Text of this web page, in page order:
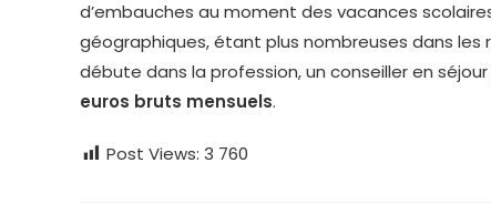
d’embauches au moment des vacances
géographiques, étant plus nombreuses dans les
débute dans la profession, un conseiller en
euros bruts mensuels.
Post Views: 3 760